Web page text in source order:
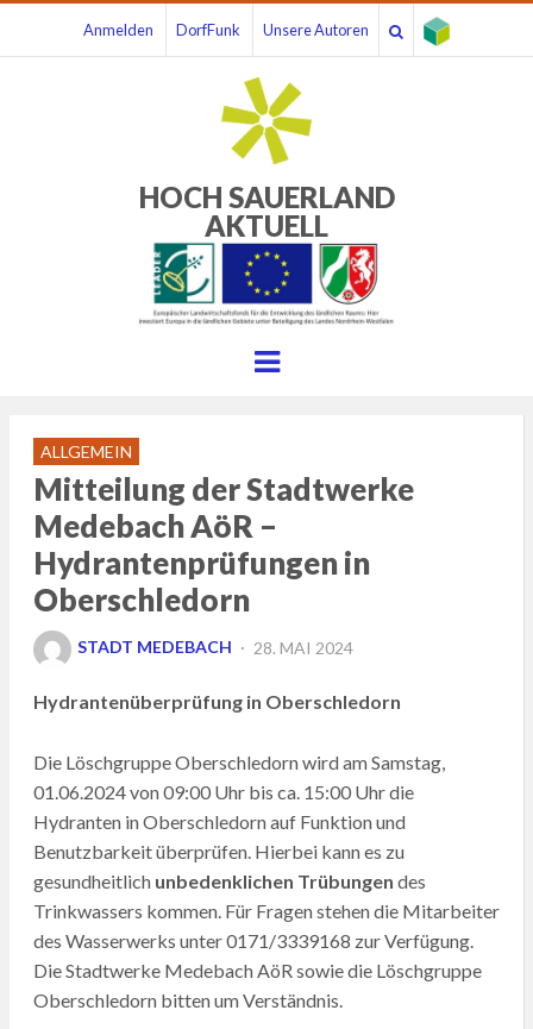
Anmelden DorfFunk Unsere Autoren
HOCH SAUERLAND
AKTUELL
Menu
ALLGEMEIN
Mitteilung der Stadtwerke
Medebach AöR –
Hydrantenprüfungen in
Oberschledorn
STADT MEDEBACH
POSTED
28. MAI 2024
Hydrantenüberprüfung in Oberschledorn
Die Löschgruppe Oberschledorn wird am Samstag,
01.06.2024 von 09:00 Uhr bis ca. 15:00 Uhr die
Hydranten in Oberschledorn auf Funktion und
Benutzbarkeit überprüfen. Hierbei kann es zu
gesundheitlich unbedenklichen Trübungen des
Trinkwassers kommen. Für Fragen stehen die Mitarbeiter
des Wasserwerks unter 0171/3339168 zur Verfügung.
Die Stadtwerke Medebach AöR sowie die Löschgruppe
Oberschledorn bitten um Verständnis.